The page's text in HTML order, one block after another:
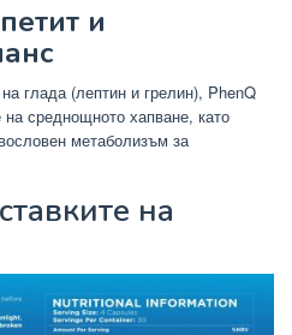
и
глада (лептин и грелин), PhenQ
среднощното хапване, като
метаболизъм за
на